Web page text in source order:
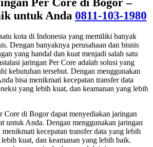
untuk Anda 0811-103-1980
kota di Indonesia yang memiliki banyak
Dengan banyaknya perusahaan dan bisnis
yang handal dan kuat menjadi salah satu
jaringan Per Core adalah solusi yang
kebutuhan tersebut. Dengan menggunakan
bisa menikmati kecepatan transfer data
yang lebih kuat, dan keamanan yang lebih
Core di Bogor dapat menyediakan jaringan
untuk Anda. Dengan menggunakan jaringan
kecepatan transfer data yang lebih
kuat, dan keamanan yang lebih baik.